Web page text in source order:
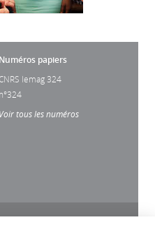
Numéros papiers
lemag 324
n°324
Voir tous les numéros